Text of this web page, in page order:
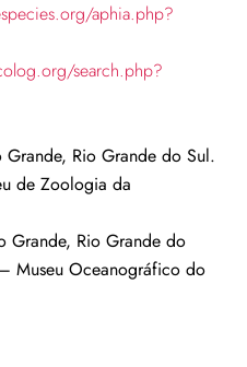
aphia.php?
search.php?
Rio Grande do Sul.
de Zoologia da
Grande, Rio Grande do
– Museu Oceanográfico do